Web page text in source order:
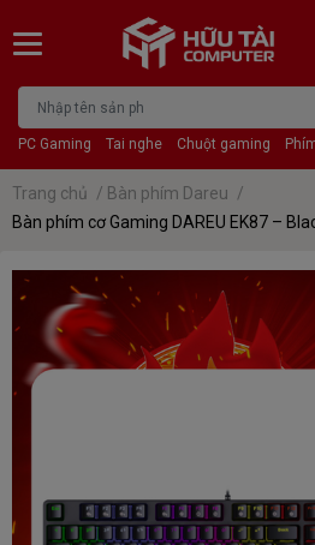
PC Gaming Tai nghe Chuột gaming
Trang chủ / Bàn phím Dareu /
Bàn phím cơ Gaming DAREU EK87 –